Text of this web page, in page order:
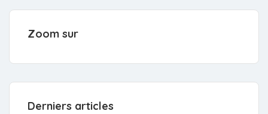
Zoom sur
Derniers articles